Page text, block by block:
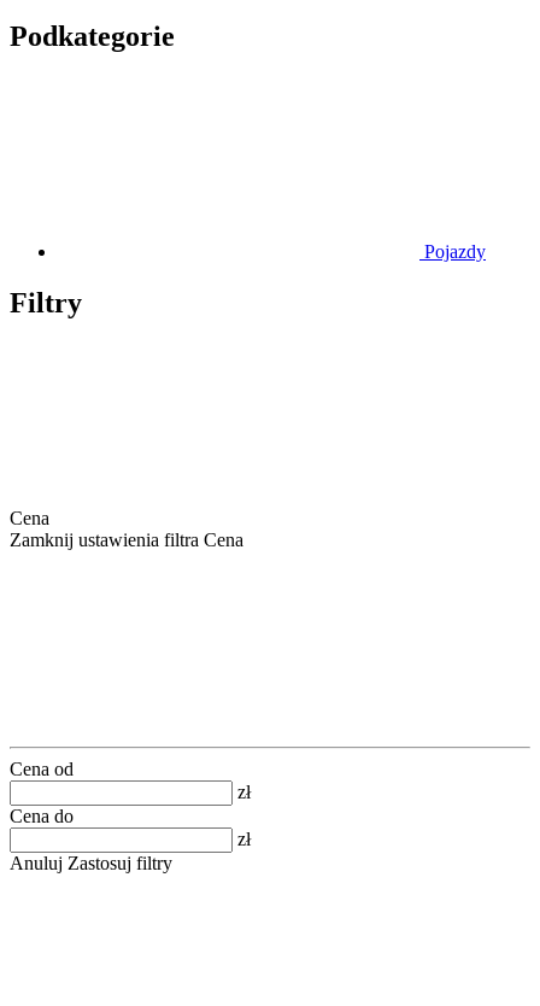
Podkategorie
Pojazdy
Filtry
Cena
Zamknij ustawienia filtra Cena
Cena od
zł
Cena do
zł
Anuluj Zastosuj filtry